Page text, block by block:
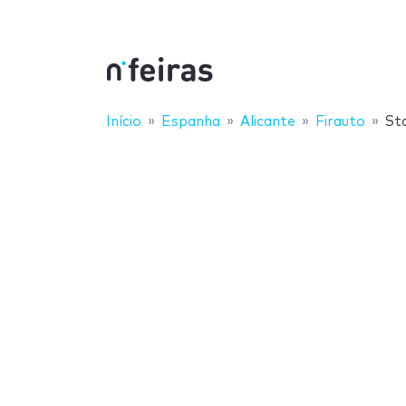
Início Espanha Alicante Firauto